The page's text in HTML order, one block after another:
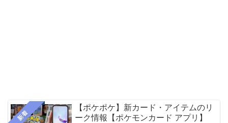
新着
【ポケポケ】新カード・アイテムのリ
ーク情報【ポケモンカード アプリ】